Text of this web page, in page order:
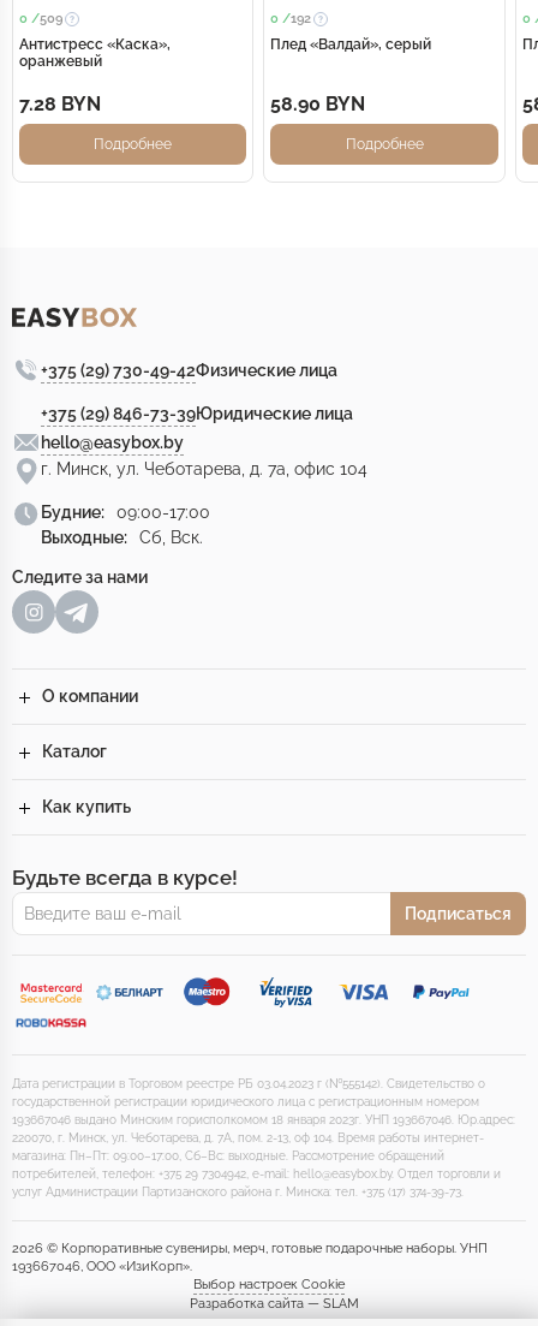
0 /509
Антистресс «Каска»,
оранжевый
7.28 BYN
Подробнее
0 /192
Плед «Валдай», серый
58.90 BYN
Подробнее
0
+375 (29) 730-49-42Физические лица
+375 (29) 846-73-39Юридические лица
hello@easybox.by
г. Минск, ул. Чеботарева, д. 7а, офис 104
Будние:
09:00-17:00
Выходные:
Сб, Вск.
Следите за нами
О компании
Каталог
Как купить
Будьте всегда в курсе!
Подписаться
Дата регистрации в Торговом реестре РБ 03.04.2023 г (№555142). Свидетельство о
государственной регистрации юридического лица с регистрационным номером
193667046 выдано Минским горисполкомом 18 января 2023г. УНП 193667046. Юр.адрес:
220070, г. Минск, ул. Чеботарева, д. 7А, пом. 2-13, оф 104. Время работы интернет-
магазина: Пн–Пт: 09:00–17:00, Сб–Вс: выходные. Рассмотрение обращений
потребителей, телефон: +375 29 7304942, e-mail: hello@easybox.by. Отдел торговли и
услуг Администрации Партизанского района г. Минска: тел. +375 (17) 374-39-73.
2026 © Корпоративные сувениры, мерч, готовые подарочные наборы. УНП
193667046, ООО «ИзиКорп».
Выбор настроек Cookie
Разработка сайта — SLAM